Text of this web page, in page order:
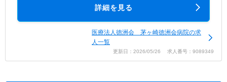
詳細を見る
医療法人徳洲会 茅ヶ崎徳洲会病院の求
人一覧
更新日：2026/05/26 求人番号：9089349